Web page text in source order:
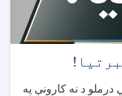
درملو د نه کارونې په